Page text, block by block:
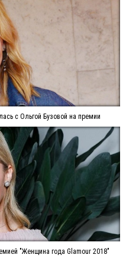
с Ольгой Бузовой на премии
"Женщина года Glamour 2018"